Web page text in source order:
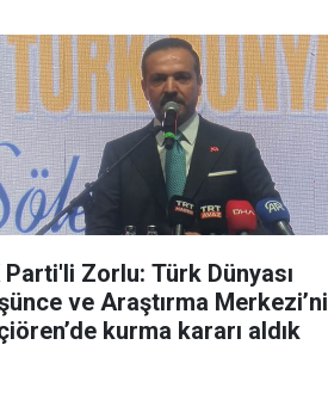
Parti'li Zorlu: Türk Dünyası
ve Araştırma Merkezi’ni
kurma kararı aldık